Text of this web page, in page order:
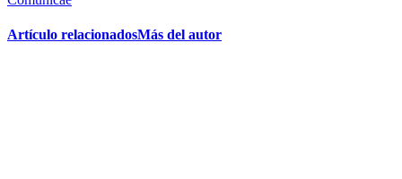
Artículo relacionadosMás del autor